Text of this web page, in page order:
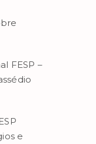
FESP –
e